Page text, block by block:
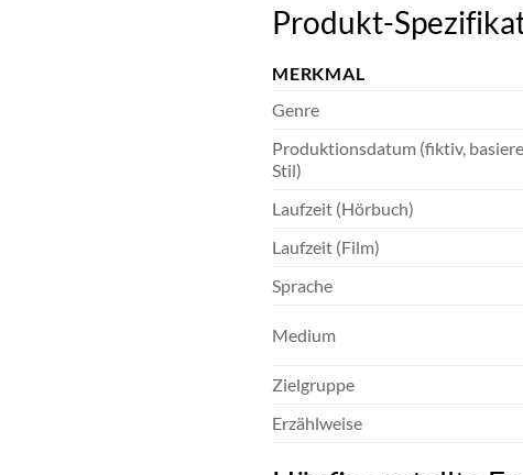
Produkt-
MERKMAL
Genre
Produktionsdatum (fiktiv,
Stil)
Laufzeit (Hörbuch)
Laufzeit (Film)
Sprache
Medium
Zielgruppe
Erzählweise